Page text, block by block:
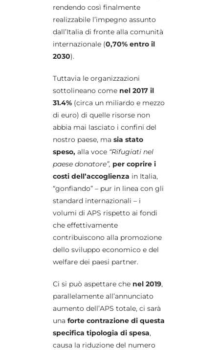
rendendo così finalmente
realizzabile l’impegno assunto
dall’Italia di fronte alla comunità
internazionale (0,70% entro il
2030).
Tuttavia le organizzazioni
sottolineano come nel 2017 il
31.4%(circa un miliardo e mezzo
di euro) di quelle risorse non
abbia mai lasciato i confini del
nostro paese, ma sia stato
speso, alla voce “Rifugiati nel
paese donatore”, per coprire i
costi dell’accoglienza in Italia,
“gonfiando” – pur in linea con gli
standard internazionali – i
volumi di APS rispetto ai fondi
che effettivamente
contribuiscono alla promozione
dello sviluppo economico e del
welfare dei paesi partner.
Ci si può aspettare che nel 2019,
parallelamente all’annunciato
aumento dell’APS totale, ci sarà
una forte contrazione di questa
specifica tipologia di spesa,
causa la riduzione del numero